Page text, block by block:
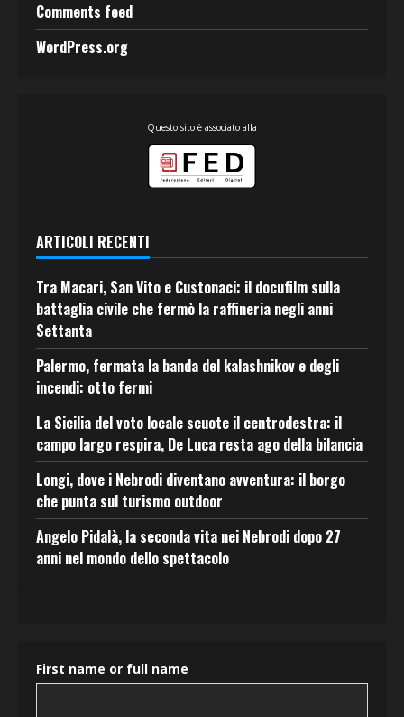
Comments feed
WordPress.org
Questo sito è associato alla
ARTICOLI RECENTI
Tra Macari, San Vito e Custonaci: il docufilm sulla
battaglia civile che fermò la raffineria negli anni
Settanta
Palermo, fermata la banda del kalashnikov e degli
incendi: otto fermi
La Sicilia del voto locale scuote il centrodestra: il
campo largo respira, De Luca resta ago della bilancia
Longi, dove i Nebrodi diventano avventura: il borgo
che punta sul turismo outdoor
Angelo Pidalà, la seconda vita nei Nebrodi dopo 27
anni nel mondo dello spettacolo
First name or full name